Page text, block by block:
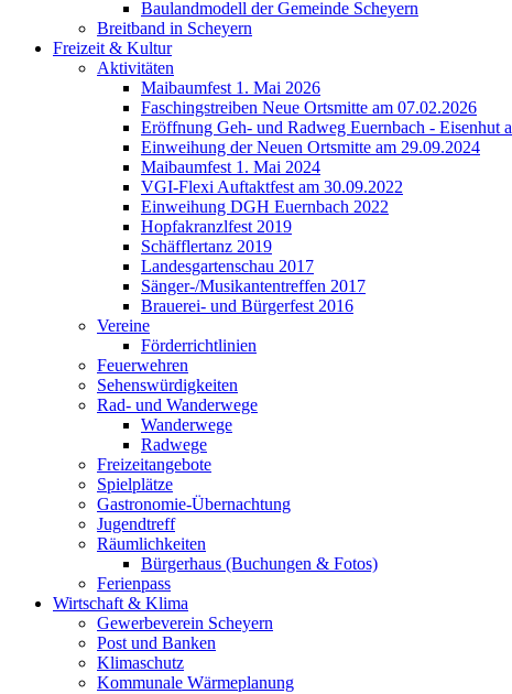
Baulandmodell der Gemeinde Scheyern
Breitband in Scheyern
Freizeit & Kultur
Aktivitäten
Maibaumfest 1. Mai 2026
Faschingstreiben Neue Ortsmitte am 07.02.2026
Eröffnung Geh- und Radweg Euernbach - Eisenhut
Einweihung der Neuen Ortsmitte am 29.09.2024
Maibaumfest 1. Mai 2024
VGI-Flexi Auftaktfest am 30.09.2022
Einweihung DGH Euernbach 2022
Hopfakranzlfest 2019
Schäfflertanz 2019
Landesgartenschau 2017
Sänger-/Musikantentreffen 2017
Brauerei- und Bürgerfest 2016
Vereine
Förderrichtlinien
Feuerwehren
Sehenswürdigkeiten
Rad- und Wanderwege
Wanderwege
Radwege
Freizeitangebote
Spielplätze
Gastronomie-Übernachtung
Jugendtreff
Räumlichkeiten
Bürgerhaus (Buchungen & Fotos)
Ferienpass
Wirtschaft & Klima
Gewerbeverein Scheyern
Post und Banken
Klimaschutz
Kommunale Wärmeplanung